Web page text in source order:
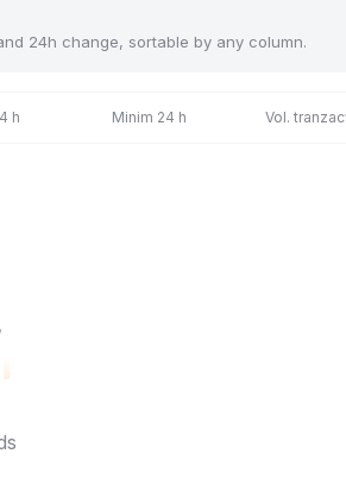
24h change, sortable by any column.
h Minim 24 h Vol.